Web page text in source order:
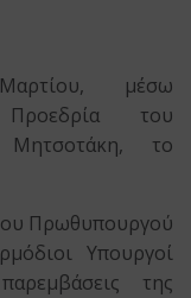
μέσω
του
το
Πρωθυπουργού
Υπουργοί
της